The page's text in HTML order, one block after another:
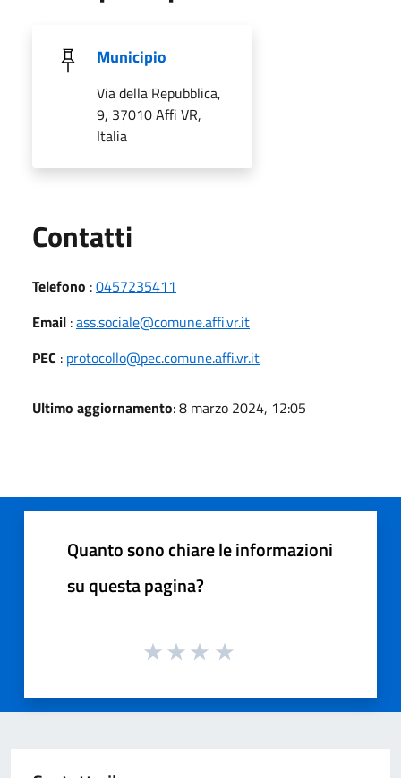
Municipio
Via della Repubblica,
9, 37010 Affi VR,
Italia
Contatti
Telefono :0457235411
Email :ass.sociale@comune.affi.vr.it
PEC : protocollo@pec.comune.affi.vr.it
Ultimo aggiornamento: 8 marzo 2024, 12:05
Quanto sono chiare le informazioni
su questa pagina?